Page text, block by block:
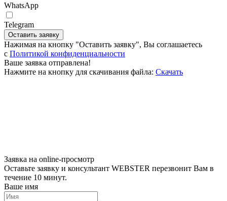
WhatsApp
Telegram
Оставить заявку
Нажимая на кнопку "Оставить заявку", Вы соглашаетесь
c Политикой конфиденциальности
Ваше заявка отправлена!
Нажмите на кнопку для скачивания файла: Скачать
Заявка на online-просмотр
Оставьте заявку и консультант WEBSTER перезвонит Вам в
течение 10 минут.
Ваше имя